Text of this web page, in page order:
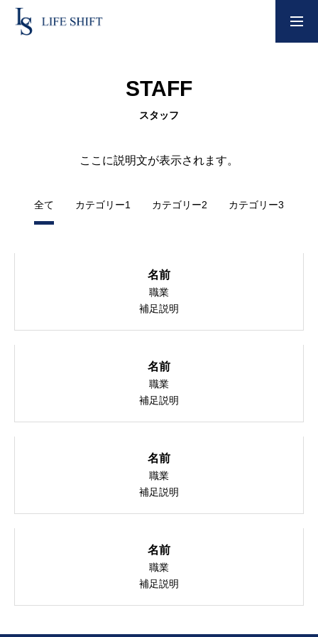
代表プロフィール
会社概要
STAFF
スタッフ
ここに説明文が表示されます。
全て カテゴリー1 カテゴリー2 カテゴリー3
名前
職業
補足説明
名前
職業
補足説明
名前
職業
補足説明
名前
職業
補足説明